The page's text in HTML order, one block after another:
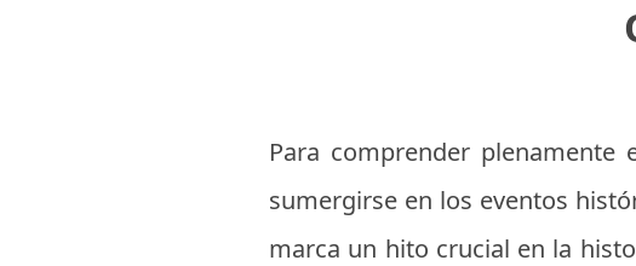
Para comprender
sumergirse en los eventos
marca un hito crucial en la